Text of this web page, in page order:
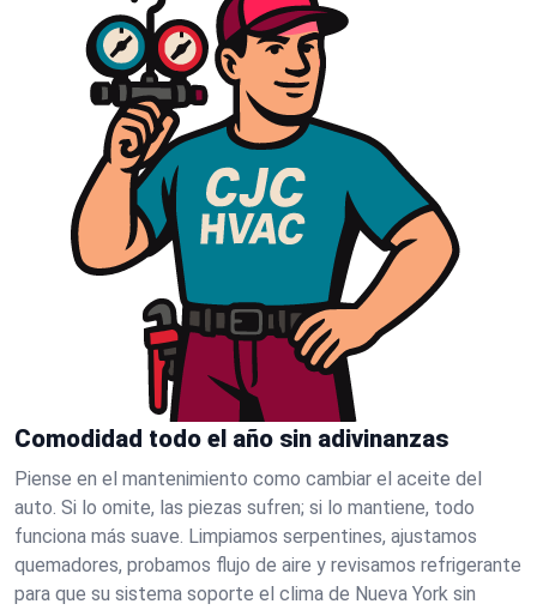
Comodidad todo el año sin adivinanzas
Piense en el mantenimiento como cambiar el aceite del
auto. Si lo omite, las piezas sufren; si lo mantiene, todo
funciona más suave. Limpiamos serpentines, ajustamos
quemadores, probamos flujo de aire y revisamos refrigerante
para que su sistema soporte el clima de Nueva York sin